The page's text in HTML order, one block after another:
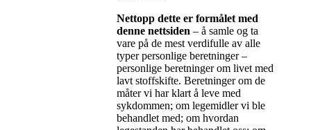
Nettopp dette er formålet med
denne nettsiden – å samle og ta
vare på de mest verdifulle av alle
typer personlige beretninger –
personlige beretninger om livet med
lavt stoffskifte. Beretninger om de
måter vi har klart å leve med
sykdommen; om legemidler vi ble
behandlet med; om hvordan